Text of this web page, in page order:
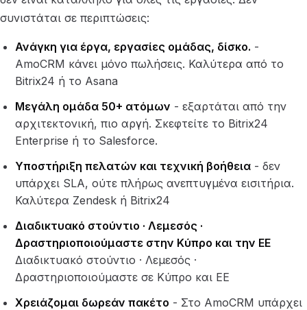
συνιστάται σε περιπτώσεις:
Ανάγκη για έργα, εργασίες ομάδας, δίσκο. -
AmoCRM κάνει μόνο πωλήσεις. Καλύτερα από το
Bitrix24 ή το Asana
Μεγάλη ομάδα 50+ ατόμων - εξαρτάται από την
αρχιτεκτονική, πιο αργή. Σκεφτείτε το Bitrix24
Enterprise ή το Salesforce.
Υποστήριξη πελατών και τεχνική βοήθεια - δεν
υπάρχει SLA, ούτε πλήρως ανεπτυγμένα εισιτήρια.
Καλύτερα Zendesk ή Bitrix24
Διαδικτυακό στούντιο · Λεμεσός ·
Δραστηριοποιούμαστε στην Κύπρο και την ΕΕ
Διαδικτυακό στούντιο · Λεμεσός ·
Δραστηριοποιούμαστε σε Κύπρο και ΕΕ
Χρειάζομαι δωρεάν πακέτο - Στο AmoCRM υπάρχει